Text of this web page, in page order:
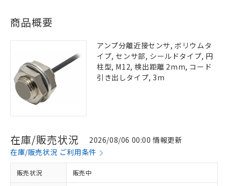
商品概要
アンプ分離近接センサ, ボリウムタ
イプ, センサ部, シールドタイプ, 円
柱型, M12, 検出距離 2mm, コード
引き出しタイプ, 3m
在庫/販売状況
2026/08/06 00:00 情報更新
在庫/販売状況 ご利用条件
販売状況 販売中